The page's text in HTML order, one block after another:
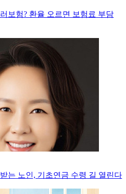
보험? 환율 오르면 보험료 부담
는 노인, 기초연금 수령 길 열린다